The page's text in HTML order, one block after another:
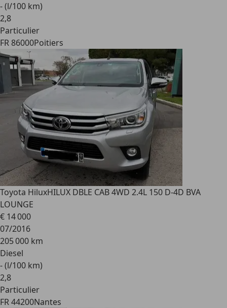
- (l/100 km)
2,8
Particulier
FR 86000Poitiers
Toyota HiluxHILUX DBLE CAB 4WD 2.4L 150 D-4D BVA
LOUNGE
€ 14 000
07/2016
205 000 km
Diesel
- (l/100 km)
2,8
Particulier
FR 44200Nantes